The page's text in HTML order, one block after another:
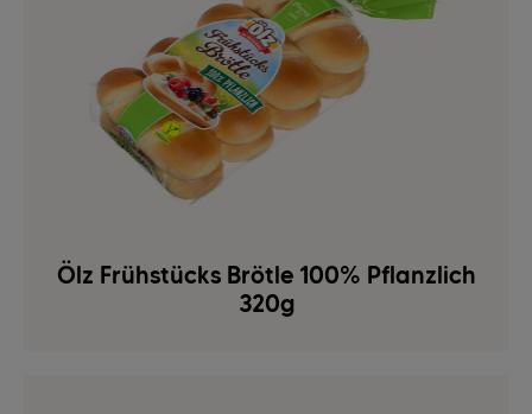
Ölz Frühstücks Brötle 100% Pflanzlich
320g